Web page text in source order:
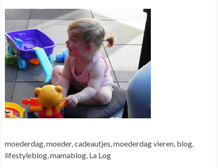
moederdag, moeder, cadeautjes, moederdag vieren, blog,
lifestyleblog, mamablog, La Log